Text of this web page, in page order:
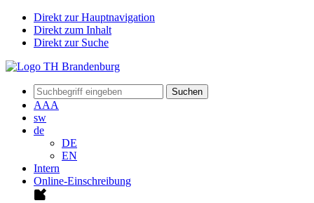
Direkt zur Hauptnavigation
Direkt zum Inhalt
Direkt zur Suche
Suchen
AAA
sw
de
DE
EN
Intern
Online-Einschreibung